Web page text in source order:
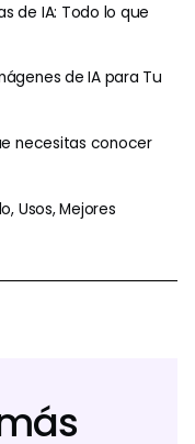
de IA: Todo lo que
de IA para Tu
necesitas conocer
Usos, Mejores